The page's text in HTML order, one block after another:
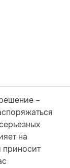
–
на
приносит